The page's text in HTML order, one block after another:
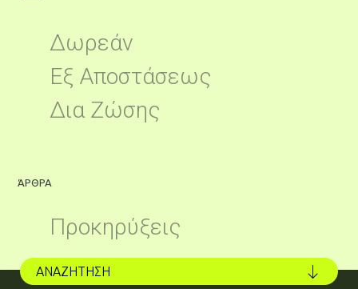
Δωρεάν
Εξ Αποστάσεως
Δια Ζώσης
ΆΡΘΡΑ
Προκηρύξεις
ΑΝΑΖΗΤΗΣΗ